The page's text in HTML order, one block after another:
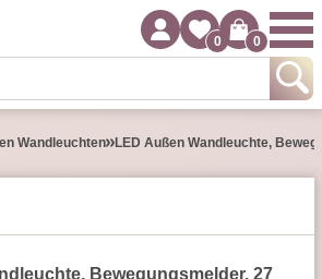
0 0
Wandleuchten LED Außen Wandleuchte,
Bewegungs­melder, 27